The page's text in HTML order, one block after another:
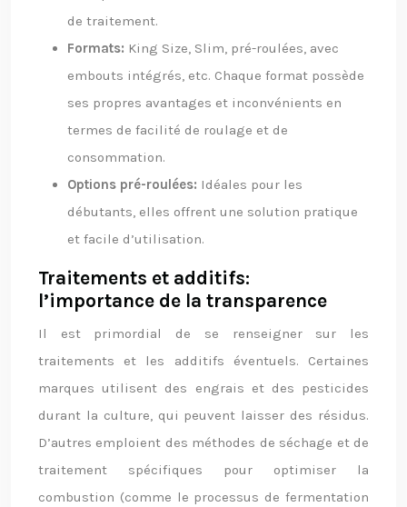
de traitement.
Formats: King Size, Slim, pré-roulées, avec
embouts intégrés, etc. Chaque format possède
ses propres avantages et inconvénients en
termes de facilité de roulage et de
consommation.
Options pré-roulées: Idéales pour les
débutants, elles offrent une solution pratique
et facile d’utilisation.
Traitements et additifs:
l’importance de la transparence
Il est primordial de se renseigner sur les
traitements et les additifs éventuels. Certaines
marques utilisent des engrais et des pesticides
durant la culture, qui peuvent laisser des résidus.
D’autres emploient des méthodes de séchage et de
traitement spécifiques pour optimiser la
combustion (comme le processus de fermentation